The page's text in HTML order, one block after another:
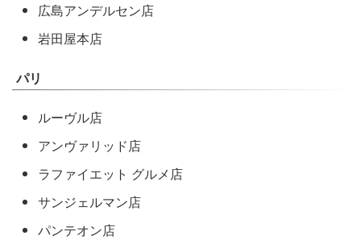
広島アンデルセン店
岩田屋本店
パリ
ルーヴル店
アンヴァリッド店
ラファイエット グルメ店
サンジェルマン店
パンテオン店